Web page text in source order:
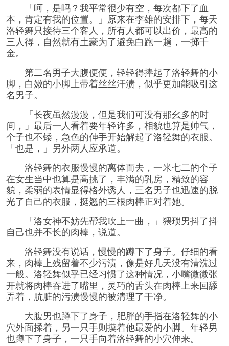
「呵，是吗？我平常很少有空，每次都下了血
本，肯定有我的位置。」原来在李雄的安排下，每天
洛轻舞只接待三个客人，所有人都可以出价，最高的
三人得，自然就有土豪为了避免白跑一趟，一掷千
金。
第二名男子大腹便便，轻轻得捧起了洛轻舞的小
脚，白嫩的小脚上带着丝丝汗渍，似乎更加能吸引这
名男子。
「长夜虽然漫漫，但是我们可没有那幺多的时
间，」最后一人看着要年轻许多，相貌也算是帅气，
个子也不矮，急色的伸手开始解起了洛轻舞的衣服。
「也是，」另外两人应承道。
洛轻舞的衣服慢慢的离体而去，一米七二的个子
在女生当中也算是高挑了，丰满的乳房，精致的容
貌，柔弱的表情显得格外诱人，三名男子也迅速的脱
光了自己的衣服，挺翘的三根肉棒正对着她。
「洛女神不妨先帮我吹上一曲，」猥琐男抖了抖
自己也并不长的肉棒，说道。
洛轻舞没有说话，慢慢的蹲下了身子。仔细的看
来，肉棒上残留着不少污渍，像是好几天没有清洗过
一般。洛轻舞似乎已经习惯了这种情况，小嘴微微张
开就将肉棒吞进了嘴里，灵巧的舌头在肉棒上来回舔
弄着，肮脏的污渍慢慢的被清理了干净。
大腹男也蹲下了身子，肥胖的手指在洛轻舞的小
穴外面揉着，另一只手则摸着他最爱的小脚。年轻男
也蹲下了身子，一只手向着洛轻舞的小穴伸来。